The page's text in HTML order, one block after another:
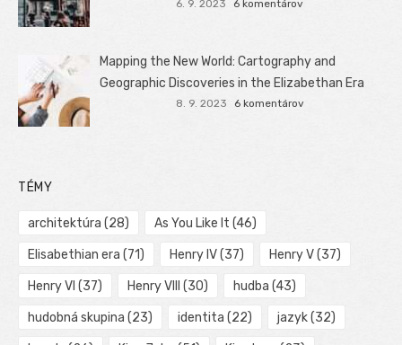
6. 9. 2023 6 komentárov
Mapping the New World: Cartography and
Geographic Discoveries in the Elizabethan Era
8. 9. 2023 6 komentárov
TÉMY
architektúra (28) As You Like It (46)
Elisabethian era (71) Henry IV(37) Henry V(37)
Henry VI (37) Henry VIII (30) hudba (43)
hudobná skupina (23) identita (22) jazyk(32)